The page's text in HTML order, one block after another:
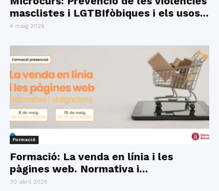
masclistes i LGTBIfòbiques i els usos...
4 maig 2026
Formació
Formació: La venda en línia i les
pàgines web. Normativa i...
30 abril 2026